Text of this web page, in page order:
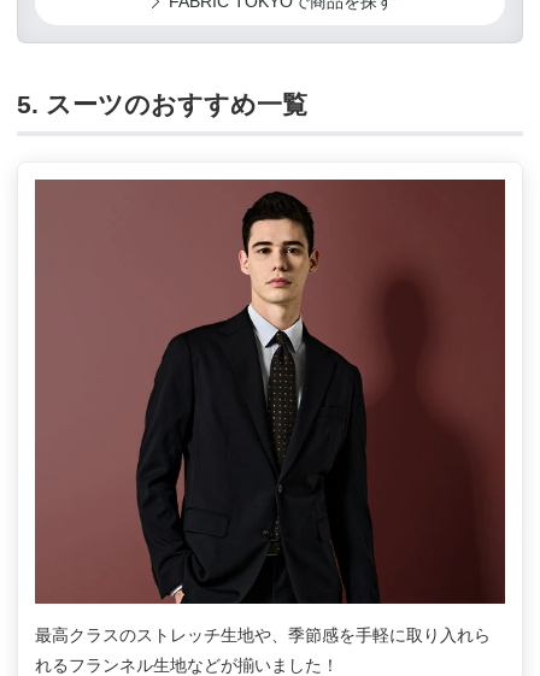
5. スーツのおすすめ一覧
最高クラスのストレッチ生地や、季節感を手軽に取り入れら
れるフランネル生地などが揃いました！